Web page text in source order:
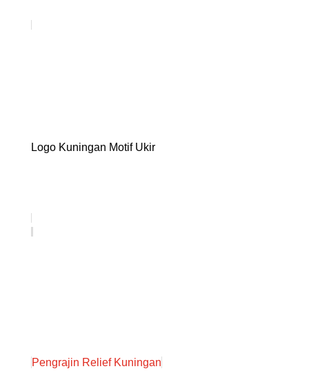
Logo Kuningan Motif Ukir
Pengrajin Relief Kuningan